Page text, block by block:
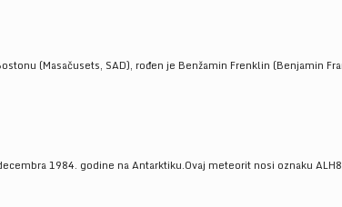
(Masačusets, SAD), rođen je Benžamin Frenklin (Benjamin
1984. godine na Antarktiku.Ovaj meteorit nosi oznaku